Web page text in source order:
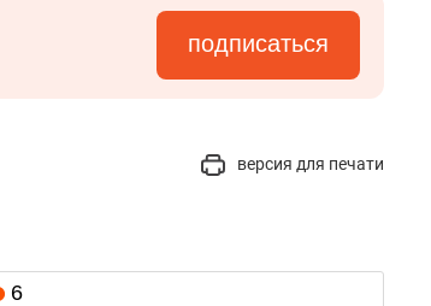
подписаться
версия для печати
6